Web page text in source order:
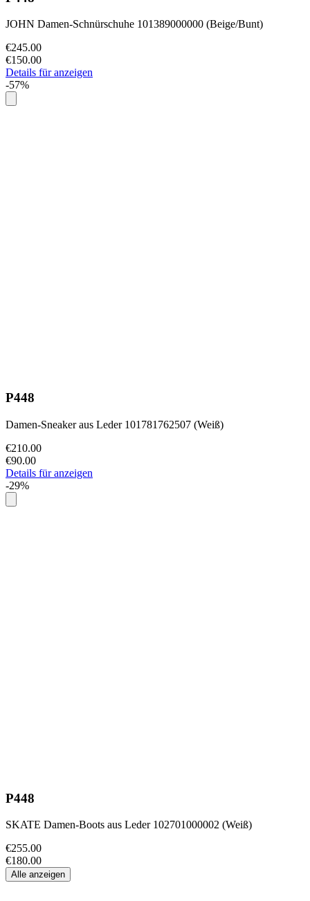
JOHN Damen-Schnürschuhe 101389000000 (Beige/Bunt)
€245.00
€150.00
Details für anzeigen
-57%
P448
Damen-Sneaker aus Leder 101781762507 (Weiß)
€210.00
€90.00
Details für anzeigen
-29%
P448
SKATE Damen-Boots aus Leder 102701000002 (Weiß)
€255.00
€180.00
Alle anzeigen